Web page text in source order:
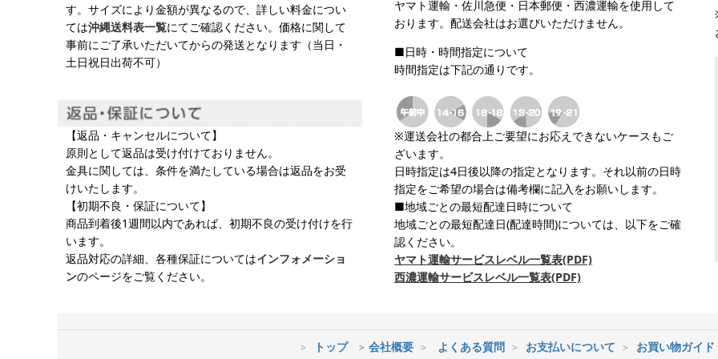
す。サイズにより金額が異なるので、詳しい料金につい
ては沖縄送料表一覧にてご確認ください。価格に関して
事前にご了承いただいてからの発送となります（当日・
土日祝日出荷不可）
【返品・キャンセルについて】
原則として返品は受け付けておりません。
金具に関しては、条件を満たしている場合は返品をお受
けいたします。
【初期不良・保証について】
商品到着後1週間以内であれば、初期不良の受け付けを行
います。
返品対応の詳細、各種保証についてはインフォメーショ
ンのページをご覧ください。
ヤマト運輸・佐川急便・日本郵便・西濃運輸を使用して
おります。配送会社はお選びいただけません。
■日時・時間指定について
時間指定は下記の通りです。
※運送会社の都合上ご要望にお応えできないケースもご
ざいます。
日時指定は4日後以降の指定となります。それ以前の日時
指定をご希望の場合は備考欄に記入をお願いします。
■地域ごとの最短配達日時について
地域ごとの最短配達日(配達時間)については、以下をご確
認ください。
ヤマト運輸サービスレベル一覧表(PDF)
西濃運輸サービスレベル一覧表(PDF)
トップ 会社概要 よくある質問 お支払いについて お買い物ガイド